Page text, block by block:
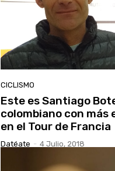
CICLISMO
Este es Santiago
colombiano con más
en el Tour de Francia
Datéate - 4 Julio, 2018